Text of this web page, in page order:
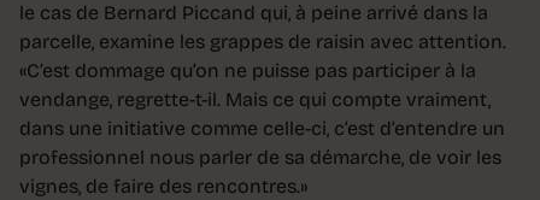
le cas de Bernard Piccand qui, à peine arrivé dans la
parcelle, examine les grappes de raisin avec attention.
«C’est dommage qu’on ne puisse pas participer à la
vendange, regrette-t-il. Mais ce qui compte vraiment,
dans une initiative comme celle-ci, c’est d’entendre un
professionnel nous parler de sa démarche, de voir les
vignes, de faire des rencontres.»